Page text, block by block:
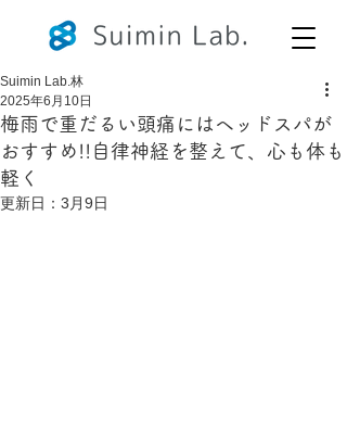
梅雨で重だるい頭痛にはヘッドスパが
おすすめ!!自律神経を整えて、心も体も
軽く
Suimin Lab.林
2025年6月10日
更新日： 3月9日